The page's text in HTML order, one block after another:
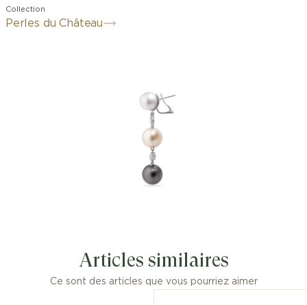
Collection
Perles du Château
Articles similaires
Ce sont des articles que vous pourriez aimer